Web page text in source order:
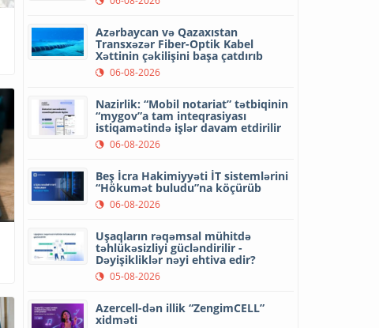
Azərbaycan və Qazaxıstan
Transxəzər Fiber-Optik Kabel
Xəttinin çəkilişini başa çatdırıb
06-08-2026
Nazirlik: “Mobil notariat” tətbiqinin
“mygov”a tam inteqrasiyası
istiqamətində işlər davam etdirilir
06-08-2026
Beş İcra Hakimiyyəti İT sistemlərini
“Hökumət buludu”na köçürüb
06-08-2026
Uşaqların rəqəmsal mühitdə
təhlükəsizliyi gücləndirilir -
Dəyişikliklər nəyi ehtiva edir?
05-08-2026
Azercell-dən illik “ZengimCELL”
xidməti